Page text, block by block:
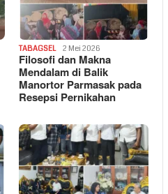
TABAGSEL 2 Mei 2026
Filosofi dan Makna
Mendalam di Balik
Manortor Parmasak pada
Resepsi Pernikahan